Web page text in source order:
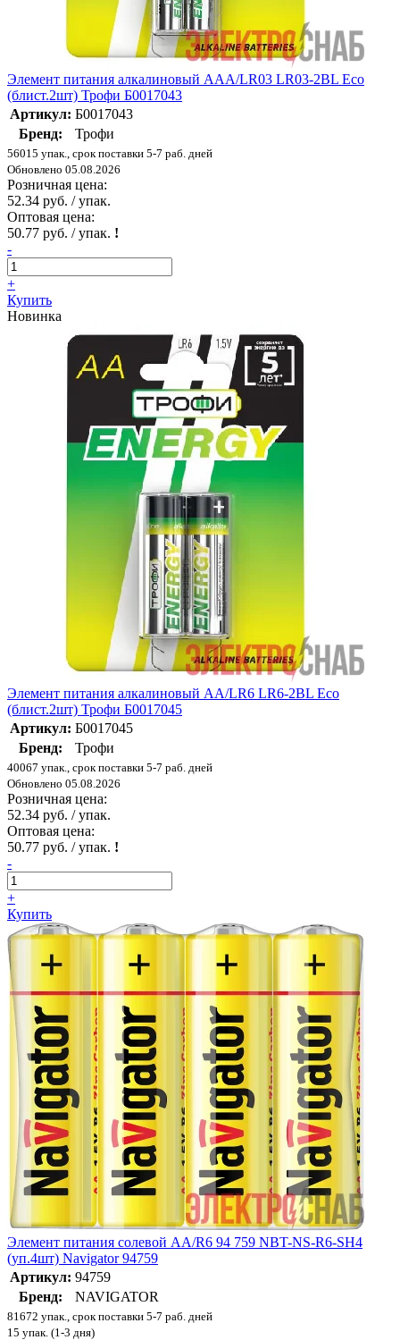
Элемент питания алкалиновый AAA/LR03 LR03-2BL Eco
(блист.2шт) Трофи Б0017043
Артикул: Б0017043
Бренд:
Трофи
56015 упак., срок поставки 5-7 раб. дней
Обновлено 05.08.2026
Розничная цена:
52.34 руб. / упак.
Оптовая цена:
50.77 руб. / упак. !
-
+
Купить
Новинка
Элемент питания алкалиновый AA/LR6 LR6-2BL Eco
(блист.2шт) Трофи Б0017045
Артикул: Б0017045
Бренд:
Трофи
40067 упак., срок поставки 5-7 раб. дней
Обновлено 05.08.2026
Розничная цена:
52.34 руб. / упак.
Оптовая цена:
50.77 руб. / упак. !
-
+
Купить
Элемент питания солевой AA/R6 94 759 NBT-NS-R6-SH4
(уп.4шт) Navigator 94759
Артикул: 94759
Бренд:
NAVIGATOR
81672 упак., срок поставки 5-7 раб. дней
15 упак. (1-3 дня)